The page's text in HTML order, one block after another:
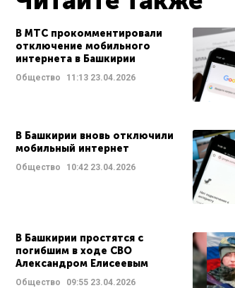
В МТС прокомментировали
отключение мобильного
интернета в Башкирии
Общество 11:13 23.04.2026
В Башкирии вновь отключили
мобильный интернет
Общество 10:42 23.04.2026
В Башкирии простятся с
погибшим в ходе СВО
Александром Елисеевым
Общество 09:55 23.04.2026